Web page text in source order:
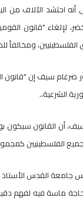
أنه احتشد الآلاف
لإلغاء "قانون
ومخالفاً
ضرغام سيف إن "قانون
الشرعية،.
أن القانون سيكون
الفلسطينيين
جامعة القدس الأستاذ
ماسة فيه لفهم